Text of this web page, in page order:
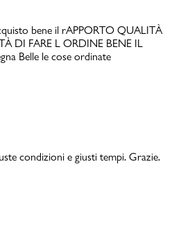
bene il rAPPORTO QUALITÀ
DI FARE L ORDINE BENE IL
Belle le cose ordinate
condizioni e giusti tempi. Grazie.